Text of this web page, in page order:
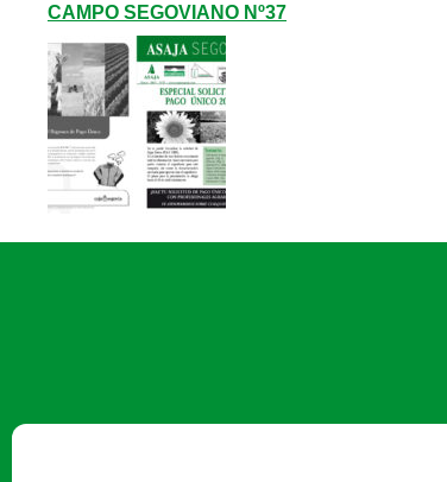
CAMPO SEGOVIANO Nº37